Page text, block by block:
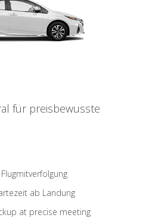
für preisbewusste
ab Landung
at precise meeting